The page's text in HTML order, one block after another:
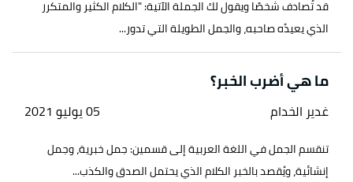
قد تُصادف شخصًا ويقول لك الجملة الآتية: "الكلام الكثير والمتكرر
الذي يعيدُه صاحبه، والجمل الطويلة التي تدور...
ما هي أضرب الخبر؟
غدير الخدام 05 يوليو 2021
تنقسم الجمل في اللغة العربية إلى قسمين: جمل خبرية، وجمل
إنشائية، ويُقصد بالخبر الكلام الذي يحتمل الصدق والكذب...